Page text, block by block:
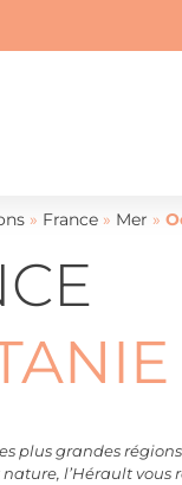
» France » Mer »
plus grandes
l’Hérault vous